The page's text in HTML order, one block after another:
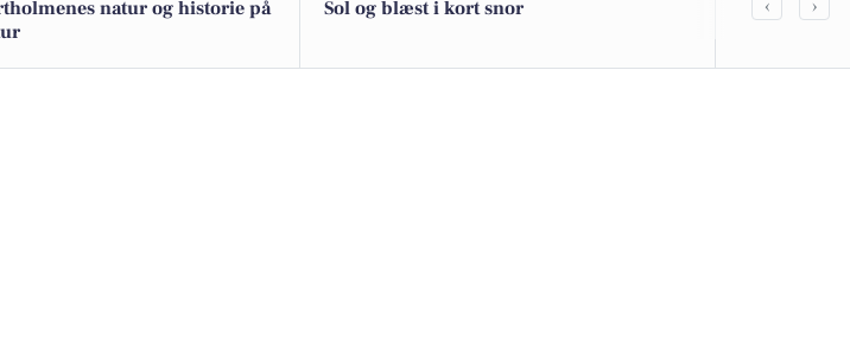
natur og historie på
Sol og blæst i kort snor
Lokale
‹ ›